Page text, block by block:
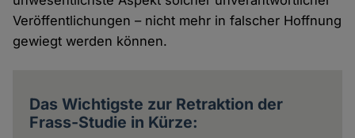
Veröffentlichungen – nicht mehr in falscher Hoffnung
gewiegt werden können.
Das Wichtigste zur Retraktion der
Frass-Studie in Kürze: